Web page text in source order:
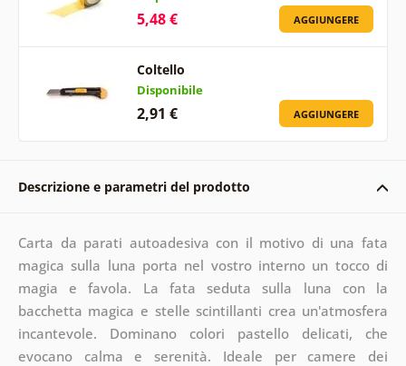
5,48 € AGGIUNGERE
Coltello
Disponibile
2,91 € AGGIUNGERE
Descrizione e parametri del prodotto
Carta da parati autoadesiva con il motivo di una fata
magica sulla luna porta nel vostro interno un tocco di
magia e favola. La fata seduta sulla luna con la
bacchetta magica e stelle scintillanti crea un'atmosfera
incantevole. Dominano colori pastello delicati, che
evocano calma e serenità. Ideale per camere dei